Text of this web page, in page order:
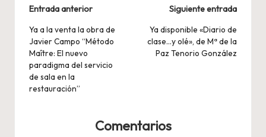
Navegación
de
entradas
Entrada anterior
Ya a la venta la obra de
Javier Campo “Método
Maître: El nuevo
paradigma del servicio
de sala en la
restauración”
Siguiente entrada
Ya disponible «Diario de
clase…y olé», de Mª de la
Paz Tenorio González
Comentarios